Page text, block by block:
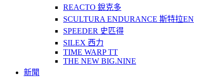
REACTO 銳克多
SCULTURA ENDURANCE 斯特拉EN
SPEEDER 史匹得
SILEX 西力
TIME WARP TT
THE NEW BIG.NINE
新聞